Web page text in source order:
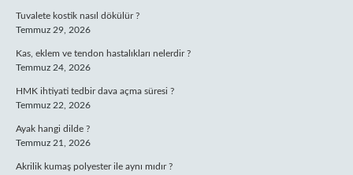
Tuvalete kostik nasıl dökülür ?
Temmuz 29, 2026
Kas, eklem ve tendon hastalıkları nelerdir ?
Temmuz 24, 2026
HMK ihtiyati tedbir dava açma süresi ?
Temmuz 22, 2026
Ayak hangi dilde ?
Temmuz 21, 2026
Akrilik kumaş polyester ile aynı mıdır ?